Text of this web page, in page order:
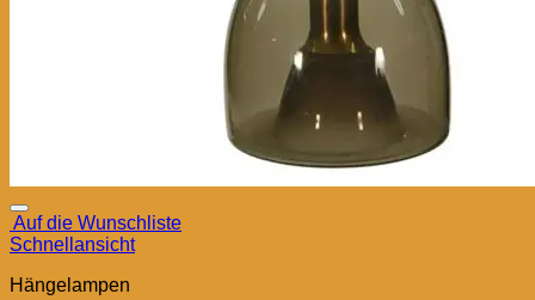
Auf die Wunschliste
Schnellansicht
Hängelampen